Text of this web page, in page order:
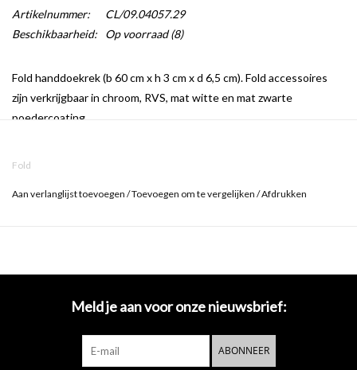
Artikelnummer:
CL/09.04057.29
Beschikbaarheid:
Op voorraad(8)
Fold handdoekrek (b 60 cm x h 3 cm x d 6,5 cm). Fold accessoires
zijn verkrijgbaar in chroom, RVS, mat witte en mat zwarte
poedercoating.
Fold
Aan verlanglijst toevoegen /Toevoegen om te vergelijken /Afdrukken
Meld je aan voor onze nieuwsbrief:
ABONNEER